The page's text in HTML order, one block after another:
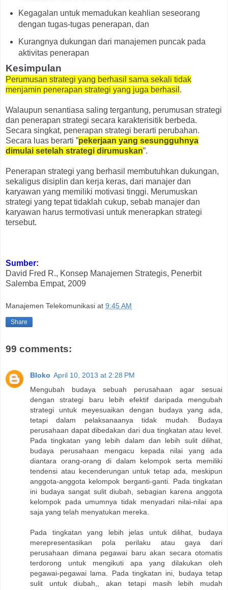
Kegagalan untuk memadukan keahlian seseorang
dengan tugas-tugas penerapan, dan
Kurangnya dukungan dari manajemen puncak pada
aktivitas penerapan
Kesimpulan
Perumusan strategi yang berhasil sama sekali tidak
menjamin penerapan strategi yang juga berhasil .
Walaupun senantiasa saling tergantung, perumusan strategi
dan penerapan strategi secara karakterisitik berbeda.
Secara singkat, penerapan strategi berarti perubahan.
Secara luas berarti ”pekerjaan yang sesungguhnya
dimulai setelah strategi dirumuskan”.
Penerapan strategi yang berhasil membutuhkan dukungan,
sekaligus disiplin dan kerja keras, dari manajer dan
karyawan yang memiliki motivasi tinggi. Merumuskan
strategi yang tepat tidaklah cukup, sebab manajer dan
karyawan harus termotivasi untuk menerapkan strategi
tersebut.
Sumber:
David Fred R., Konsep Manajemen Strategis, Penerbit
Salemba Empat, 2009
Manajemen Telekomunikasi at 9:45 AM
Share
99 comments:
Bloko April 10, 2013 at 2:28 PM
Mengubah budaya sebuah perusahaan agar sesuai
dengan strategi baru lebih efektif daripada mengubah
strategi untuk meyesuaikan dengan budaya yang ada,
tetapi dalam pelaksanaanya tidak mudah. Budaya
perusahaan dapat dibedakan dari dua tingkatan atau level.
Pada tingkatan yang lebih dalam dan lebih sulit dilihat,
budaya perusahaan mengacu kepada nilai yang ada
diantara orang-orang di dalam kelompok serta memiliki
tendensi atau kecenderungan untuk tetap ada, meskipun
anggota-anggota kelompok berganti-ganti. Pada tingkatan
ini budaya sangat sulit diubah, sebagian karena anggota
kelompok pada umumnya tidak menyadari nilai-nilai apa
saja yang telah menyatukan mereka.
Pada tingkatan yang lebih jelas untuk dilihat, budaya
merepresentasikan pola perilaku atau gaya dari
perusahaan dimana pegawai baru akan secara otomatis
terdorong untuk mengikuti apa yang dilakukan oleh
pegawai-pegawai lama. Pada tingkatan ini, budaya tetap
sulit untuk diubah,, akan tetapi masih lebih mudah